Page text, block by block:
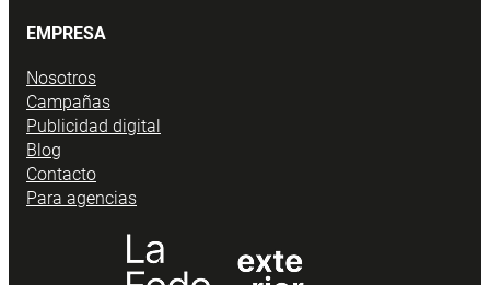
EMPRESA
Nosotros
Campañas
Publicidad digital
Blog
Contacto
Para agencias